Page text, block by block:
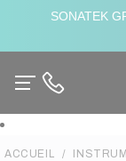
SONATEK
ACCUEIL